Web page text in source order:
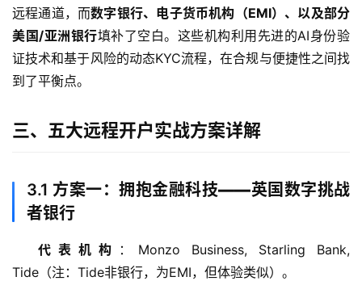
远程通道，而数字银行、电子货币机构（EMI）、以及部分
美国/亚洲银行填补了空白。这些机构利用先进的AI身份验
证技术和基于风险的动态KYC流程，在合规与便捷性之间找
到了平衡点。
三、五大远程开户实战方案详解
3.1 方案一：拥抱金融科技——英国数字挑战
者银行
代表机构 ：Monzo Business, Starling Bank,
Tide（注：Tide非银行，为EMI，但体验类似）。